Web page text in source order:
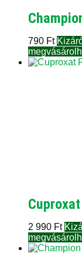
790 Ft
Cuproxat
2 990 Ft